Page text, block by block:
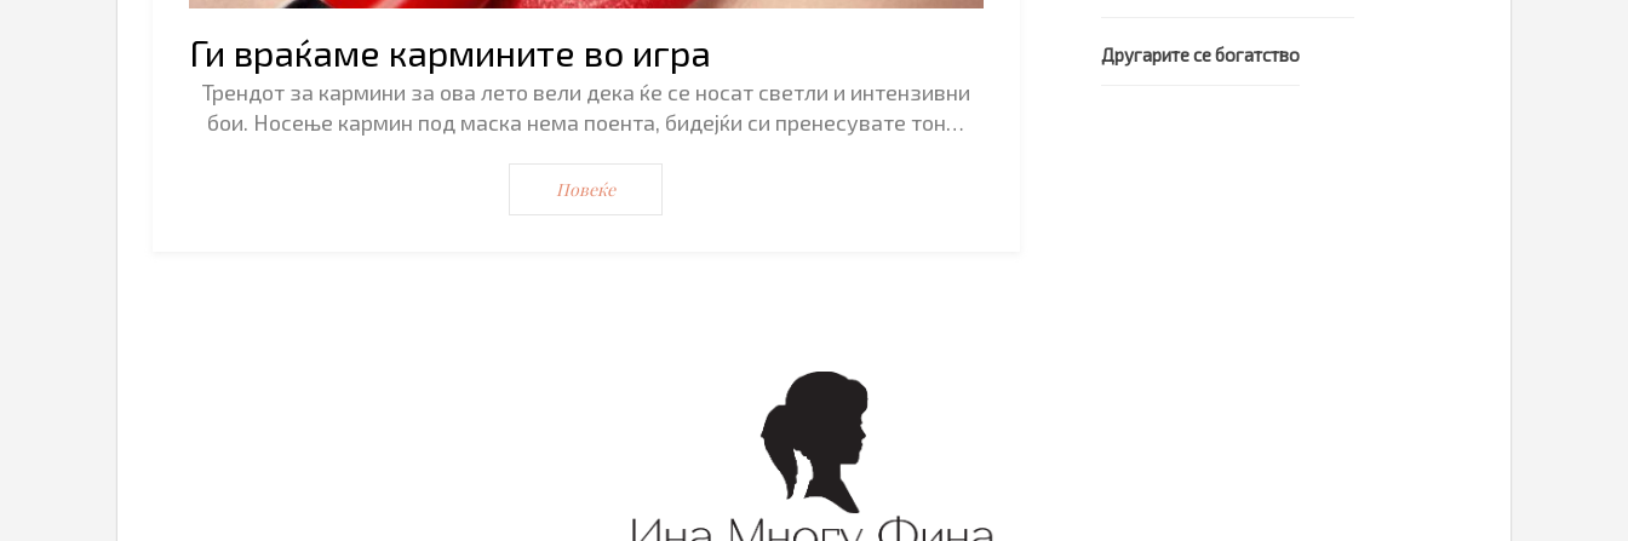
Ги враќаме кармините во игра
Трендот за кармини за ова лето вели дека ќе се носат светли и интензивни
бои. Носење кармин под маска нема поента, бидејќи си пренесувате тон…
Повеќе
Другарите се богатство